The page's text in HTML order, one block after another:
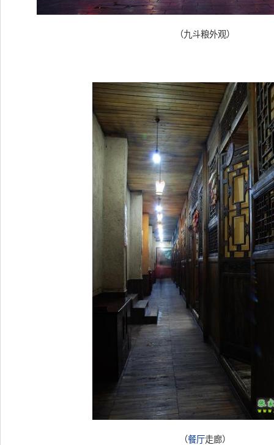
（九斗粮外观）
（餐厅走廊）